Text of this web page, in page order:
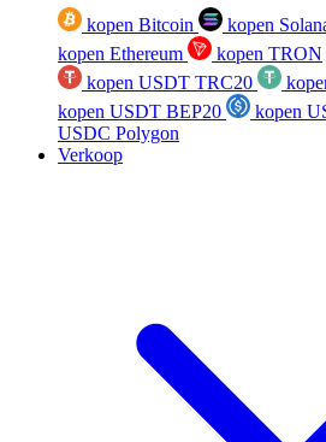
kopen Bitcoin kopen
kopen Ethereum
kopen TRON
kopen USDT TRC20
kopen USDT BEP20
kopen
USDC Polygon
Verkoop